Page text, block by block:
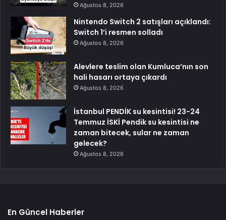
Ağustos 8, 2026
Nintendo Switch 2 satışları açıklandı:
Switch 1’i resmen solladı
Ağustos 8, 2026
Alevlere teslim olan Kumluca’nın son
hali hasarı ortaya çıkardı
Ağustos 8, 2026
İstanbul PENDİK su kesintisi! 23-24
Temmuz İSKİ Pendik su kesintisi ne
zaman bitecek, sular ne zaman
gelecek?
Ağustos 8, 2026
En Güncel Haberler